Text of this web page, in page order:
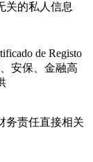
关的私人信息
de Registo
安保、金融高
务责任直接相关